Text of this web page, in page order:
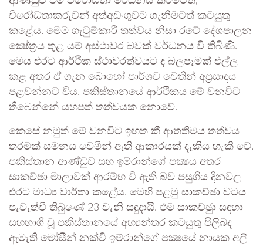
විරෝධතාකරුවන් අත්අඩංගුවට ගැනීමටත් කටයුතු
කළේය. මෙම ගැටුම්කාරී තත්වය නිසා රටේ දේශපාලන
ක්‍ෂේත‍්‍රය තුළ යම් අස්ථාවර බවක් වර්ධනය වී තිබිණි.
මෙය එරට ආර්ථික ස්ථාවරත්වයට ද බලපෑමක් එල්ල
කළ අතර ඒ ගැන බොහෝ පාර්ශව වෙතින් අප‍්‍රසාදය
පළවන්නට විය. පකිස්තානයේ ආර්ථිකය මේ වනවිට
තිබෙන්නේ යහපත් තත්වයක නොවේ.
කෙසේ නමුත් මේ වනවිට ඉහත කී ආතතිමය තත්වය
තරමක් සමනය වෙමින් ඇති ආකාරයක් දැකිය හැකි වේ.
පකිස්තාන ආණ්ඩුව සහ ඉම්රාන්ගේ පක්‍ෂය අතර
සාකච්ඡා මාලාවක් ආරම්භ වී ඇති බව පසුගිය දිනවල
එරට මාධ්‍ය වාර්තා කළේය. මෙහි පළමු සාකච්ඡා වටය
පැවැත්වී තිබුණේ 23 වැනි සඳුදායි. එම සාකච්ඡුා සඳහා
සහභාගි වූ පකිස්තානයේ අභ්‍යන්තර කටයුතු පිලිබඳ
ඇමැති මෝසීන් නක්වි ඉම්රාන්ගේ පක්‍ෂයේ නායක අලි